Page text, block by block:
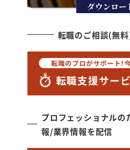
転職のご相談(無
プロフェッショナルの
報/業界情報を配信